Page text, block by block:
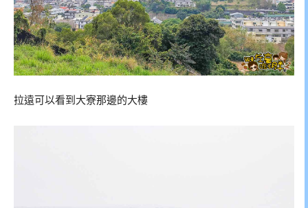
拉遠可以看到大寮那邊的大樓